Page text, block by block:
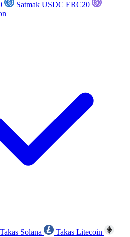
Satmak USDC ERC20
Takas Solana
Takas Litecoin